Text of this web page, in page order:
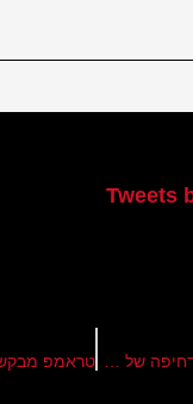
Tweets